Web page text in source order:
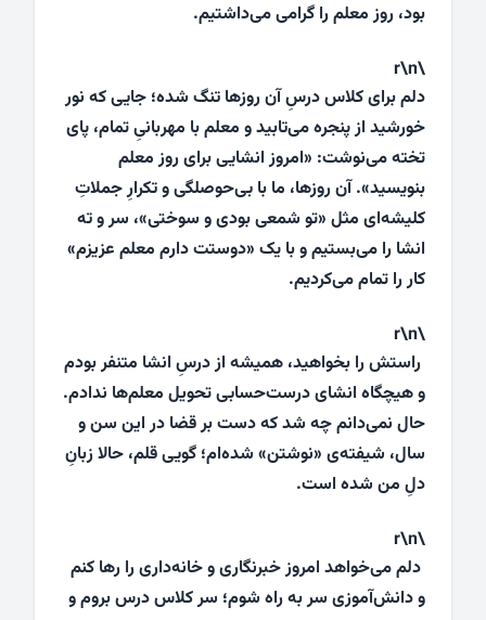
بود، روز معلم را گرامی می‌داشتیم.
\r\n
دلم برای کلاس درسِ آن روزها تنگ شده؛ جایی که نور
خورشید از پنجره‌ می‌تابید و معلم با مهربانیِ تمام، پای
تخته می‌نوشت: «امروز انشایی برای روز معلم
بنویسید». آن روزها، ما با بی‌حوصلگی و تکرارِ جملاتِ
کلیشه‌ای مثل «تو شمعی بودی و سوختی»، سر و ته
انشا را می‌بستیم و با یک «دوستت دارم معلم عزیزم»
کار را تمام می‌کردیم.
\r\n
راستش را بخواهید، همیشه از درسِ انشا متنفر بودم
و هیچگاه انشای درست‌حسابی تحویل معلم‌ها ندادم.
حال نمی‌دانم چه شد که دست بر قضا در این سن و
سال، شیفته‌ی «نوشتن» شده‌ام؛ گویی قلم، حالا زبانِ
دلِ من شده است.
\r\n
دلم می‌خواهد امروز خبرنگاری و خانه‌داری را رها کنم
و دانش‌آموزی سر به راه شوم؛ سر کلاس درس بروم و